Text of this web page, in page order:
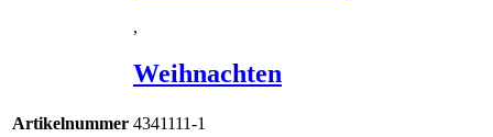
,
Weihnachten
Artikelnummer 4341111-1